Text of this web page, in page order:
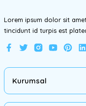
Lorem ipsum dolor sit
tincidunt id turpis est
Kurumsal